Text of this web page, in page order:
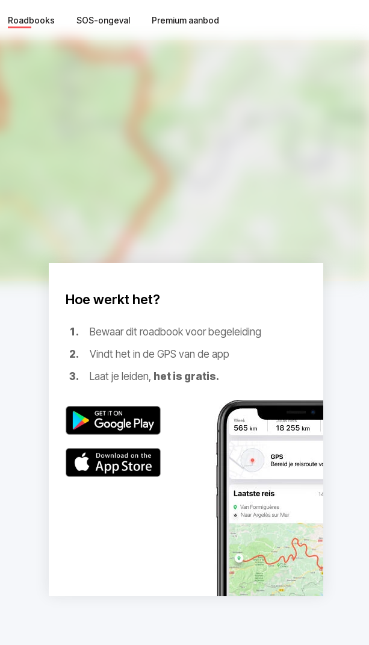
Roadbooks SOS-ongeval Premium aanbod
Hoe werkt het?
Bewaar dit roadbook voor begeleiding
Vindt het in de GPS van de app
Laat je leiden, het is gratis.